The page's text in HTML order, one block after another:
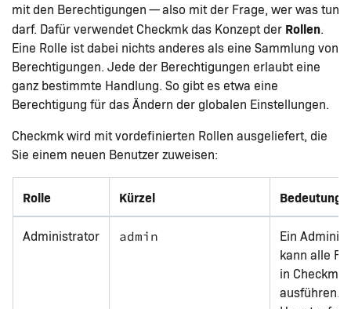
mit den Berechtigungen — also mit der Frage, wer was tun
darf. Dafür verwendet Checkmk das Konzept der Rollen.
Eine Rolle ist dabei nichts anderes als eine Sammlung von
Berechtigungen. Jede der Berechtigungen erlaubt eine
ganz bestimmte Handlung. So gibt es etwa eine
Berechtigung für das Ändern der globalen Einstellungen.
Checkmk wird mit vordefinierten Rollen ausgeliefert, die
Sie einem neuen Benutzer zuweisen:
Rolle Kürzel Bedeutung
Administrator admin
Ein
kann alle
in Checkmk
ausführen.